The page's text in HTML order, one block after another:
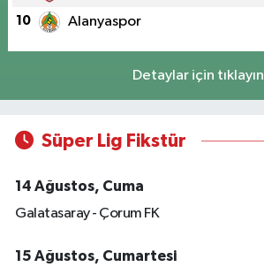
10 Alanyaspor
Detaylar için tıklayın
Süper Lig Fikstür
14 Ağustos, Cuma
Galatasaray - Çorum FK
15 Ağustos, Cumartesi